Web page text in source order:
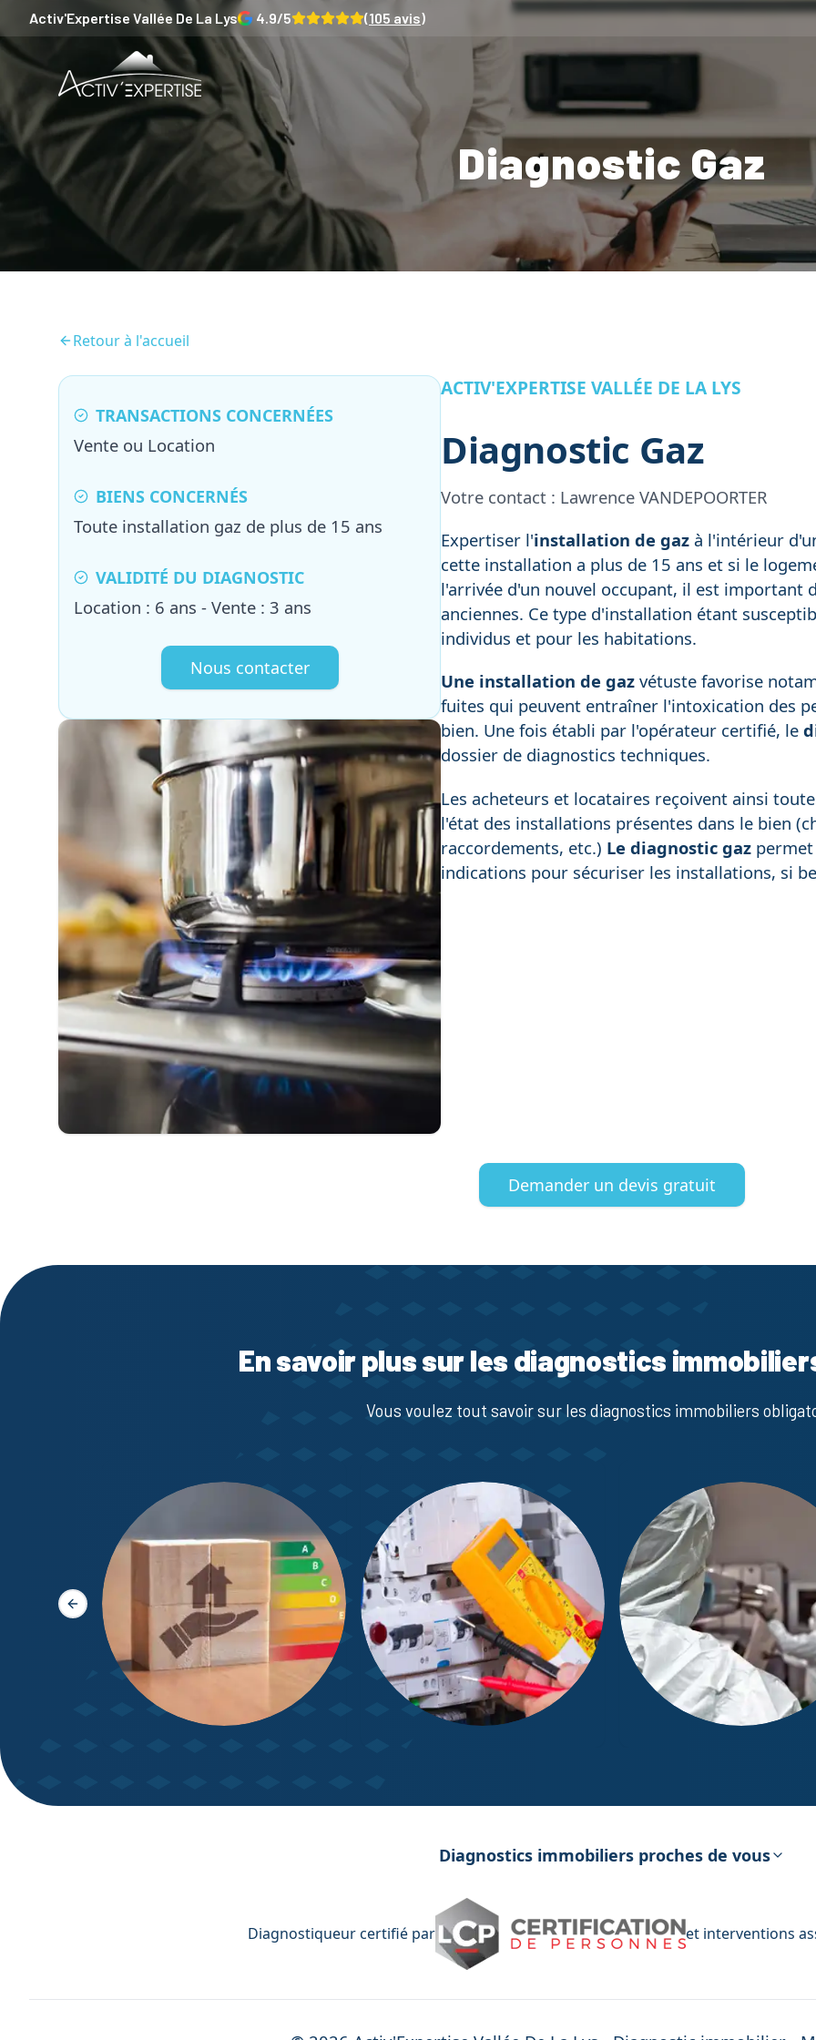
Activ'Expertise Vallée De La Lys 4.9/5 (105 avis)
Diagnostic Gaz
Retour à l'accueil
TRANSACTIONS CONCERNÉES
Vente ou Location
BIENS CONCERNÉS
Toute installation gaz de plus de 15 ans
VALIDITÉ DU DIAGNOSTIC
Location : 6 ans - Vente : 3 ans
Nous contacter
ACTIV'EXPERTISE VALLÉE DE LA LYS
Diagnostic Gaz
Votre contact : Lawrence VANDEPOORTER
Expertiser l'installation de gaz à l'intérieur
cette installation a plus de 15 ans et si le
l'arrivée d'un nouvel occupant, il est important
anciennes. Ce type d'installation étant
individus et pour les habitations.
Une installation de gaz vétuste favorise
fuites qui peuvent entraîner l'intoxication des
bien. Une fois établi par l'opérateur certifié, le
dossier de diagnostics techniques.
Les acheteurs et locataires reçoivent ainsi
l'état des installations présentes dans le bien
raccordements, etc.) Le diagnostic gaz
indications pour sécuriser les installations, si
Demander un devis gratuit
En savoir plus sur les diagnostics
Vous voulez tout savoir sur les diagnostics immobiliers
Slide précédente
Diagnostics immobiliers proches de vous
Diagnostiqueur certifié par et interventions